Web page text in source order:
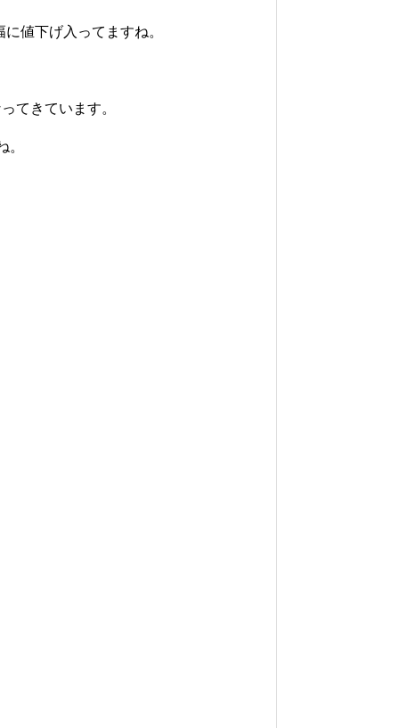
値下げ入ってますね。
てきています。
。